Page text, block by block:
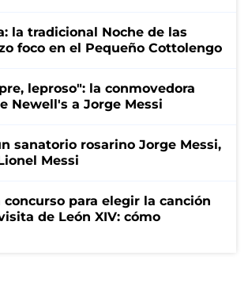
la tradicional Noche de las
foco en el Pequeño Cottolengo
leproso": la conmovedora
Newell's a Jorge Messi
sanatorio rosarino Jorge Messi,
Messi
concurso para elegir la canción
de León XIV: cómo